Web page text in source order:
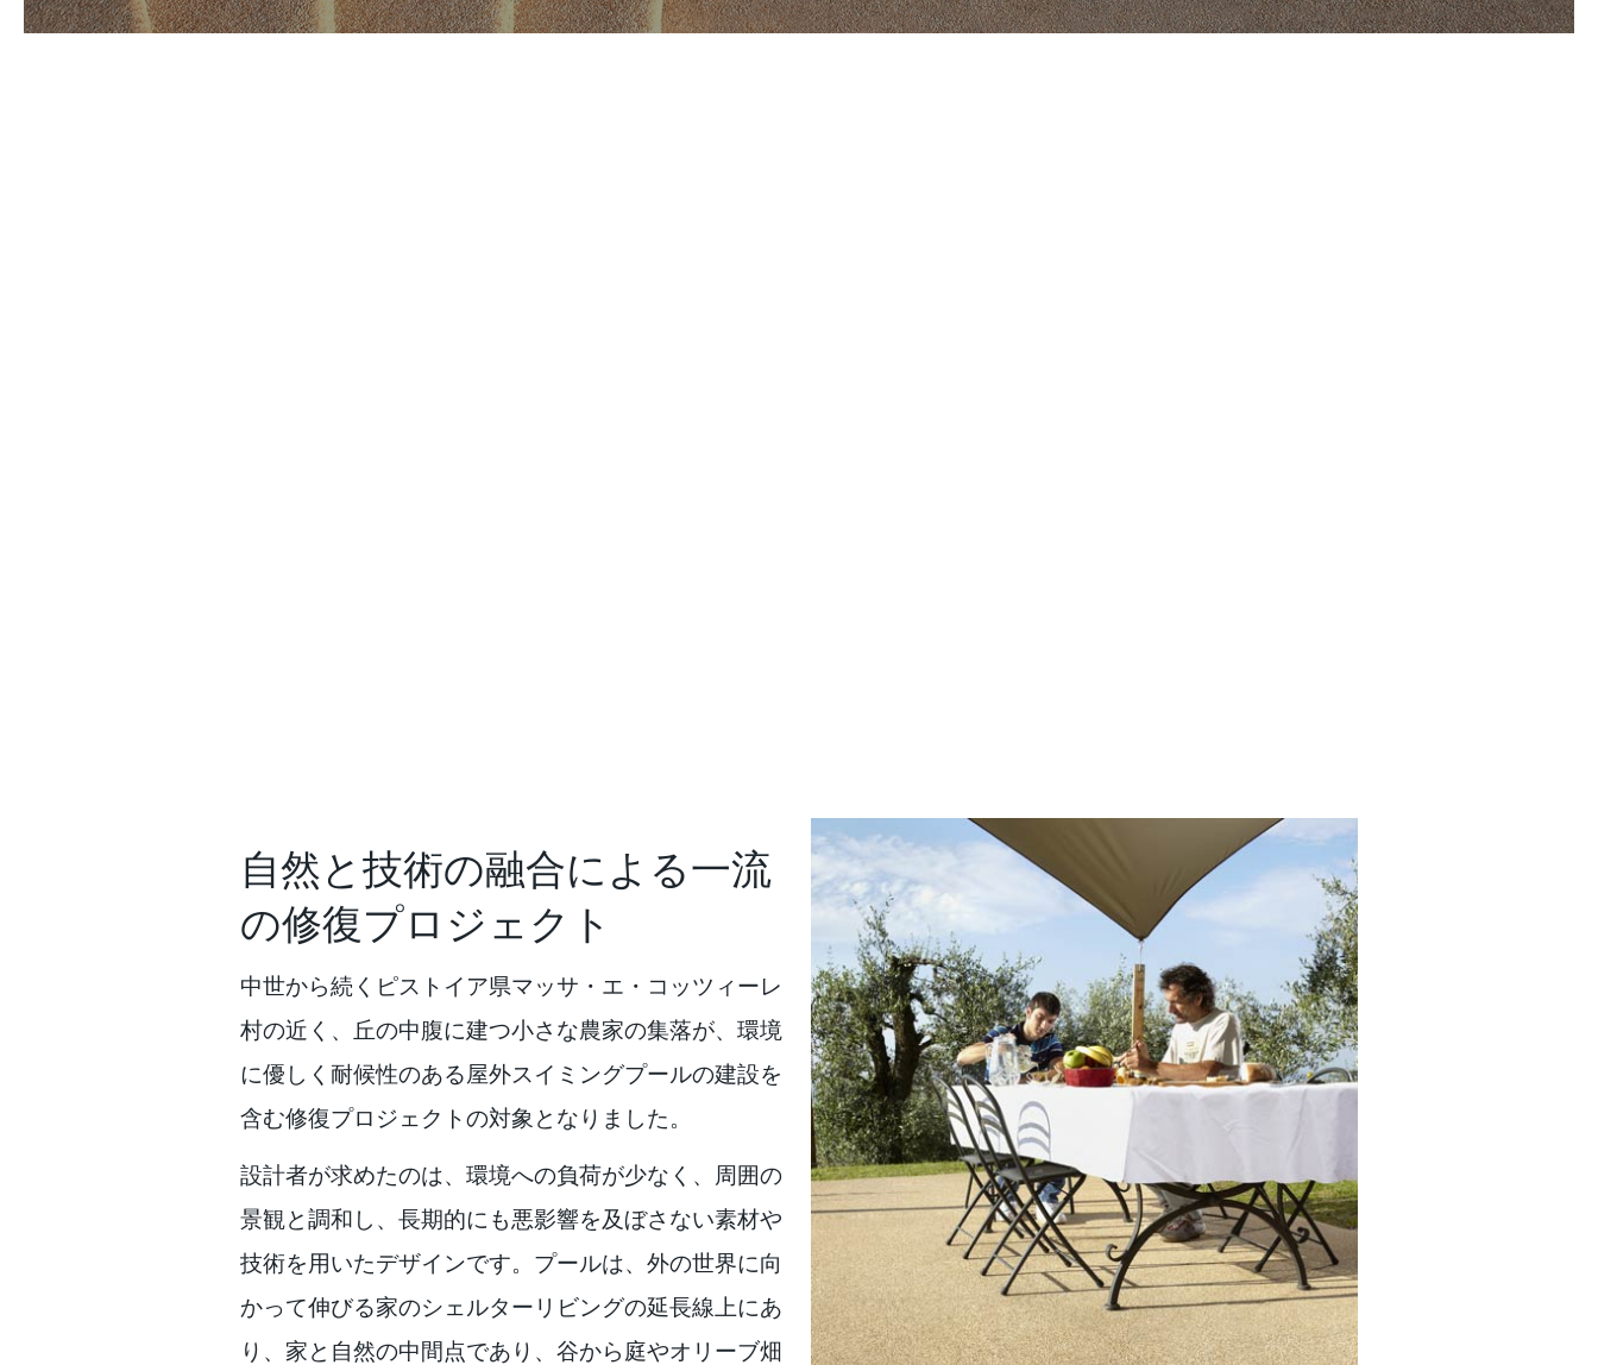
自然と技術の融合による一流
の修復プロジェクト
中世から続くピストイア県マッサ・エ・コッツィーレ
村の近く、丘の中腹に建つ小さな農家の集落が、環境
に優しく耐候性のある屋外スイミングプールの建設を
含む修復プロジェクトの対象となりました。
設計者が求めたのは、環境への負荷が少なく、周囲の
景観と調和し、長期的にも悪影響を及ぼさない素材や
技術を用いたデザインです。プールは、外の世界に向
かって伸びる家のシェルターリビングの延長線上にあ
り、家と自然の中間点であり、谷から庭やオリーブ畑